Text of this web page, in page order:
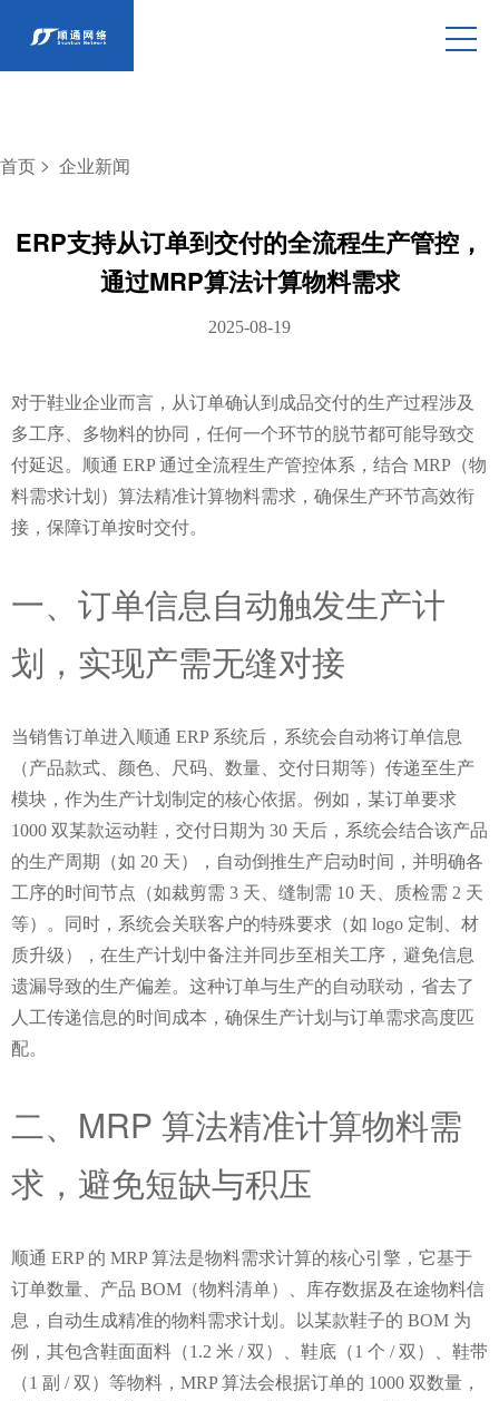
首页 > 企业新闻
ERP支持从订单到交付的全流程生产管控，
通过MRP算法计算物料需求
2025-08-19
对于鞋业企业而言，从订单确认到成品交付的生产过程涉及
多工序、多物料的协同，任何一个环节的脱节都可能导致交
付延迟。顺通 ERP 通过全流程生产管控体系，结合 MRP（物
料需求计划）算法精准计算物料需求，确保生产环节高效衔
接，保障订单按时交付。
一、订单信息自动触发生产计
划，实现产需无缝对接
当销售订单进入顺通 ERP 系统后，系统会自动将订单信息
（产品款式、颜色、尺码、数量、交付日期等）传递至生产
模块，作为生产计划制定的核心依据。例如，某订单要求
1000 双某款运动鞋，交付日期为 30 天后，系统会结合该产品
的生产周期（如 20 天），自动倒推生产启动时间，并明确各
工序的时间节点（如裁剪需 3 天、缝制需 10 天、质检需 2 天
等）。同时，系统会关联客户的特殊要求（如 logo 定制、材
质升级），在生产计划中备注并同步至相关工序，避免信息
遗漏导致的生产偏差。这种订单与生产的自动联动，省去了
人工传递信息的时间成本，确保生产计划与订单需求高度匹
配。
二、MRP 算法精准计算物料需
求，避免短缺与积压
顺通 ERP 的 MRP 算法是物料需求计算的核心引擎，它基于
订单数量、产品 BOM（物料清单）、库存数据及在途物料信
息，自动生成精准的物料需求计划。以某款鞋子的 BOM 为
例，其包含鞋面面料（1.2 米 / 双）、鞋底（1 个 / 双）、鞋带
（1 副 / 双）等物料，MRP 算法会根据订单的 1000 双数量，